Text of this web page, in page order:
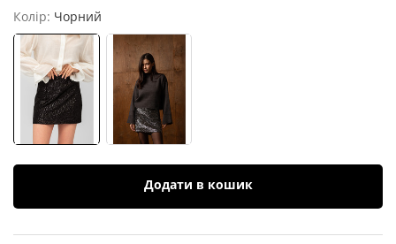
Колір: Чорний
Додати в кошик